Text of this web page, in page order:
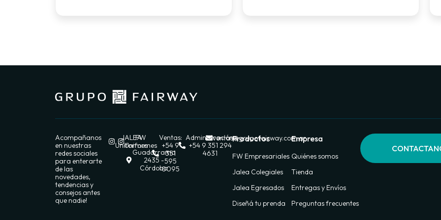
Acompañanos
en nuestras
redes sociales
para enterarte
de las
novedades,
tendencias y
consejos antes
que nadie!
JALEA
Uniformes
FW
Uniformes
Guadarrama
2435 -
Córdoba
Ventas:
+54 9
351
595
0095
Administración:
+54 9 351 294
4631
ventas@grupofairway.com.ar
Productos
FW Empresariales
Jalea Colegiales
Jalea Egresados
Diseñá tu prenda
Empresa
Quiénes somos
Tienda
Entregas y Envíos
Preguntas frecuentes